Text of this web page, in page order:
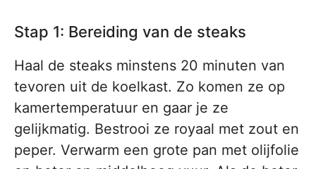
Stap 1: Bereiding van de steaks
Haal de steaks minstens 20 minuten van
tevoren uit de koelkast. Zo komen ze op
kamertemperatuur en gaar je ze
gelijkmatig. Bestrooi ze royaal met zout en
peper. Verwarm een grote pan met olijfolie